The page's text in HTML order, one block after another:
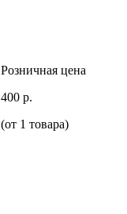
Розничная цена
400 р.
(от 1 товара)